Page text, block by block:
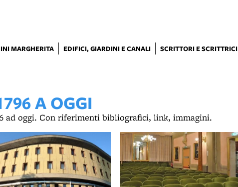
MARGHERITA EDIFICI, GIARDINI E CANALI SCRITTORI E SCRITTRICI
A OGGI
oggi. Con riferimenti bibliografici, link, immagini.